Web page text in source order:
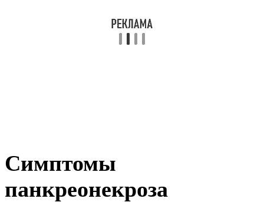
Симптомы
панкреонекроза